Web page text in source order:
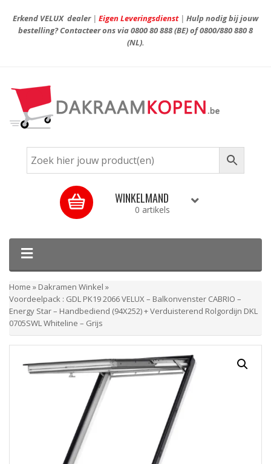
Erkend VELUX dealer| Eigen Leveringsdienst| Hulp nodig bij jouw
bestelling? Contacteer ons via0800 80 888(BE) of0800/880 880 8
(NL).
WINKELMAND
0 artikels
Home » Dakramen Winkel »
Voordeelpack : GDL PK19 2066 VELUX – Balkonvenster CABRIO –
Energy Star – Handbediend (94X252) + Verduisterend Rolgordijn DKL
0705SWL Whiteline – Grijs